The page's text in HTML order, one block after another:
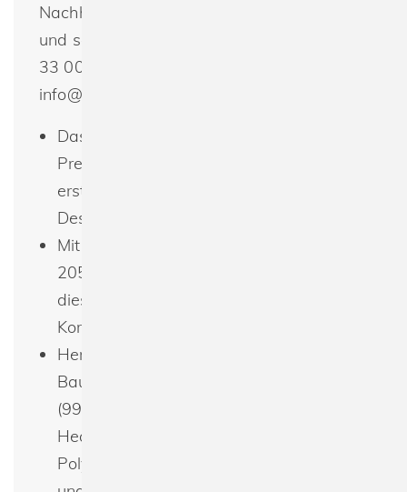
Nachhaltig produzierte Textilien günstig
und schnell bestellen. Telefon +49(0) 30 -
33 00 16 30 oder per E-Mail:
info@spreeprint.de
Das Fruit of the Loom 61-044-0 Super
Premium Tee T-Shirt ist eine
erstklassige Wahl für individuelle
Designs durch Bedrucken und Besticken.
Mit einem beeindruckenden Gewicht von
205 g/m² (190 g/m² für Weiß) bietet
dieses Shirt eine robuste Basis für
Komfort und Haltbarkeit.
Hergestellt aus hochwertiger 100%
Baumwolle, mit Ausnahmen wie Ash
(99% Baumwolle, 1% Polyester) und
Heather Grey (97% Baumwolle, 3%
Polyester), für ein weiches Tragegefühl